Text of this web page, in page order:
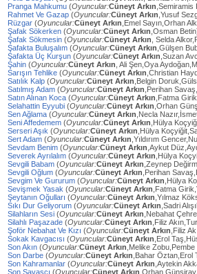
Pranga Mahkumu (Oyuncular:Cüneyt Arkın
Rahmet Ve Gazap (Oyuncular:Cüneyt Arkın ,Yusuf
Rüzgar (Oyuncular:Cüneyt Arkın ,Emel Sayın,Orhan
Şafak Sökerken (Oyuncular:Cüneyt Arkın ,Osman
Şafak Sökmesin (Oyuncular:Cüneyt Arkın , Selda
Şafakta Buluşalım (Oyuncular:Cüneyt Arkın ,Gülşen
Şafakta Üç Kurşun (Oyuncular:Cüneyt Arkın ,Suzan
Şahin (Oyuncular:Cüneyt Arkın , Ali Şen,Oya
Sarışın Tehlike (Oyuncular:Cüneyt Arkın ,Christian
Satılık Kalp (Oyuncular:Cüneyt Arkın ,Belgin
Satılmış Adam (Oyuncular:Cüneyt Arkın ,Perihan
Satın Alınan Koca (Oyuncular:Cüneyt Arkın ,Fatma
Selahattin Eyyubi (Oyuncular:Cüneyt Arkın ,Orhan
Sen Ağlama (Oyuncular:Cüneyt Arkın ,Necla
Seni Affedemem (Oyuncular:Cüneyt Arkın ,Hülya
Serseri Aşık (Oyuncular:Cüneyt Arkın ,Hülya
Sert Adam (Oyuncular:Cüneyt Arkın ,Yıldırım
Sevdam Benim (Oyuncular:Cüneyt Arkın ,Aykut
Severek Ayrılalım (Oyuncular:Cüneyt Arkın ,Hülya
Sevgili Babam (Oyuncular:Cüneyt Arkın ,Zeynep
Sevgili Oğlum (Oyuncular:Cüneyt Arkın ,Perihan
Sevgim Ve Gururum (Oyuncular:Cüneyt Arkın ,Hülya
Sevişmek Yasak (Oyuncular:Cüneyt Arkın ,Fatma
Şeytanın Oğulları (Oyuncular:Cüneyt Arkın ,Yılmaz
Sıkı Dur Geliyorum (Oyuncular:Cüneyt Arkın ,Sadri
Silahların Sesi (Oyuncular:Cüneyt Arkın ,Nebahat
Silahlı Paşazade (Oyuncular:Cüneyt Arkın ,Filiz
Şoför Nebahat Ve Kızı (Oyuncular:Cüneyt Arkın ,Filiz
Sokak Kavgacısı (Oyuncular:Cüneyt Arkın ,Erol
Son Akın (Oyuncular:Cüneyt Arkın ,Melike
Son Darbe (Oyuncular:Cüneyt Arkın ,Bahar Öztan,Erol
Son Kahramanlar (Oyuncular:Cüneyt Arkın ,Aytekin
Son Savaşçı (Oyuncular:Cüneyt Arkın ,Orhan